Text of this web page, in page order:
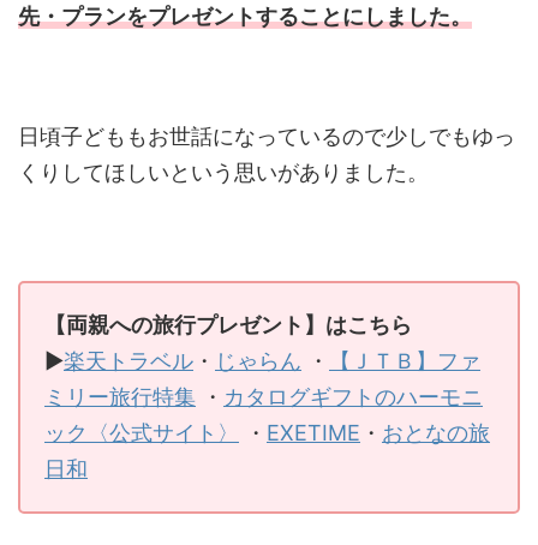
先・プランをプレゼントすることにしました。
日頃子どももお世話になっているので少しでもゆっ
くりしてほしいという思いがありました。
【両親への旅行プレゼント】はこちら
▶楽天トラベル ・ じゃらん ・
【ＪＴＢ】ファ
ミリー旅行特集 ・ カタログギフトのハーモニ
ック〈公式サイト〉
・ EXETIME ・ おとなの旅
日和